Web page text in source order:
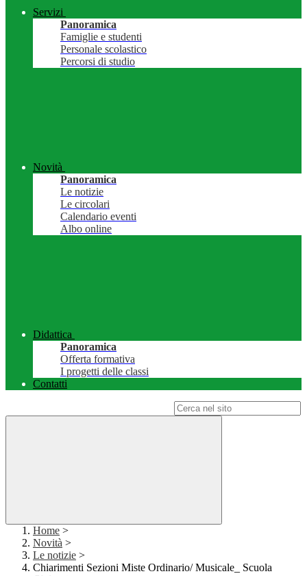
Servizi
Panoramica
Famiglie e studenti
Personale scolastico
Percorsi di studio
Novità
Panoramica
Le notizie
Le circolari
Calendario eventi
Albo online
Didattica
Panoramica
Offerta formativa
I progetti delle classi
Contatti
Home >
Novità >
Le notizie >
Chiarimenti Sezioni Miste Ordinario/ Musicale_ Scuola